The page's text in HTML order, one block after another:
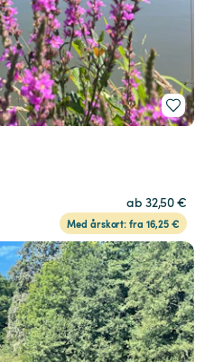
ab 32,50 €
Med årskort: fra 16,25 €